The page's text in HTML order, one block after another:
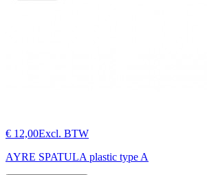
€ 12,00Excl. BTW
AYRE SPATULA plastic type A